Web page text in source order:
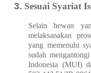
Sesuai Syariat
Selain hewan
melaksanakan
yang memenuhi
sudah
Indonesia (MUI)